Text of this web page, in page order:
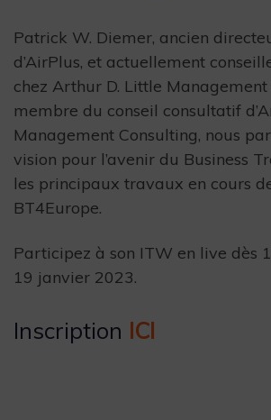
Patrick W. Diemer, ancien
d’AirPlus, et actuellement
chez Arthur D. Little
membre du conseil consultatif
Management Consulting, nous
vision pour l’avenir du Business
les principaux travaux en cours
BT4Europe.
Participez à son ITW en live dès
19 janvier 2023.
Inscription ICI